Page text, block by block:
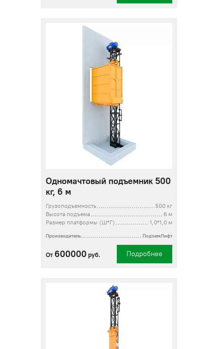
Одномачтовый подъемник 500
кг, 6 м
Грузоподъемность
500 кг
Высота подъема
6 м
Размер платформы (Ш*Г)
1,0*1,0 м
Производитель ПодъемЛифт
От 600000 руб. Подробнее